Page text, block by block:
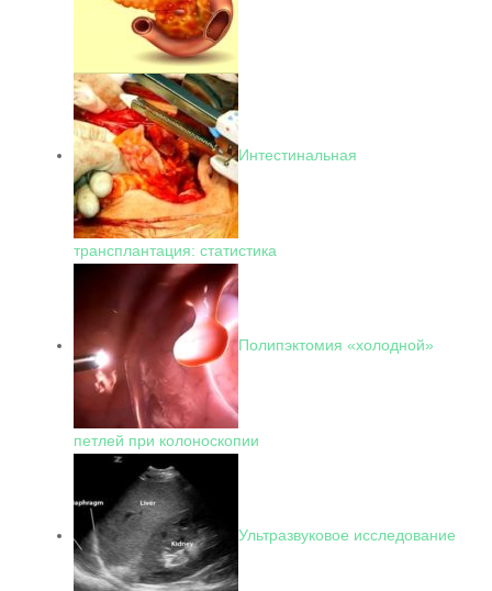
Интестинальная
трансплантация: статистика
Полипэктомия «холодной»
петлей при колоноскопии
Ультразвуковое исследование